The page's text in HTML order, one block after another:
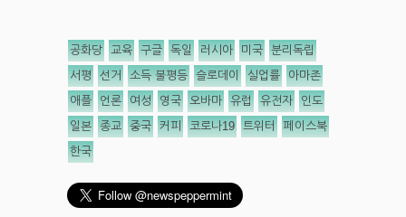
공화당 교육 구글 독일 러시아 미국 분리독립
서평 선거 소득 불평등 슬로데이 실업률 아마존
애플 언론 여성 영국 오바마 유럽 유전자 인도
일본 종교 중국 커피 코로나19 트위터 페이스북
한국